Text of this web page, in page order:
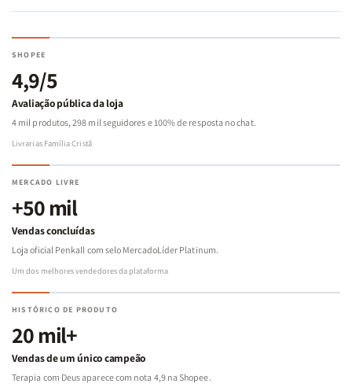
SHOPEE
4,9/5
Avaliação pública da loja
4 mil produtos, 298 mil seguidores e 100% de resposta no chat.
Livrarias Família Cristã
MERCADO LIVRE
+50 mil
Vendas concluídas
Loja oficial Penkall com selo MercadoLíder Platinum.
Um dos melhores vendedores da plataforma
HISTÓRICO DE PRODUTO
20 mil+
Vendas de um único campeão
Terapia com Deus aparece com nota 4,9 na Shopee.